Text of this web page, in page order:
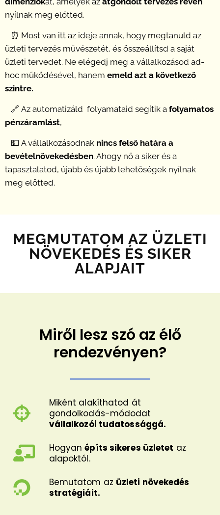
nyílnak meg előtted.
⏰ Most van itt az ideje annak, hogy megtanuld az
üzleti tervezés művészetét, és összeállítsd a saját
üzleti tervedet. Ne elégedj meg a vállalkozásod ad-
hoc működésével, hanem emeld azt a következő
szintre.
🔗 Az automatizáld folyamataid segítik a folyamatos
pénzáramlást,
💵 A vállalkozásodnak nincs felső határa a
bevételnövekedésben. Ahogy nő a siker és a
tapasztalatod, újabb és újabb lehetőségek nyílnak
meg előtted.
MEGMUTATOM AZ ÜZLETI
NÖVEKEDÉS ÉS SIKER
ALAPJAIT
Miről lesz szó az élő
rendezvényen?
Miként alakíthatod át
gondolkodás-módodat
vállalkozói tudatossággá.
Hogyanépíts sikeres üzletet az
alapoktól.
Bemutatom az üzleti növekedés
stratégiáit.